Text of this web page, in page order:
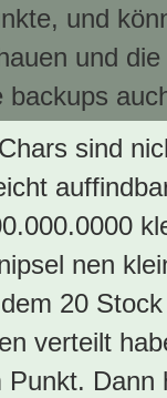
und
und
backups
sind
nen
20
verteilt
Punkt. Dann